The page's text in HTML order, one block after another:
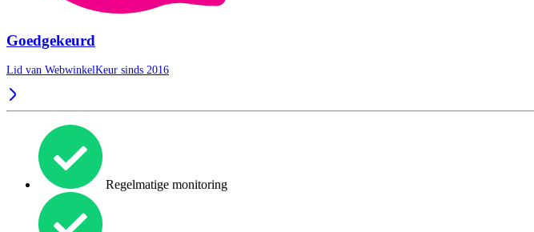
Goedgekeurd
Lid van WebwinkelKeur sinds 2016
Regelmatige monitoring